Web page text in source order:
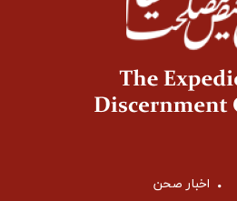
اخبار صحن